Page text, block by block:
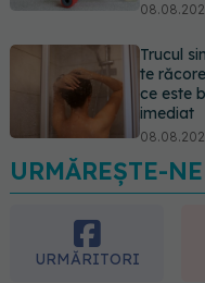
Trucul
te
ce este
imediat
crescut
URMĂREȘTE-
URMĂRITORI